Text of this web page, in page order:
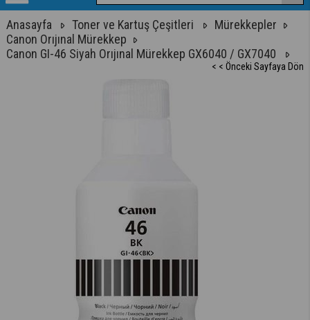
Anasayfa Toner ve Kartuş Çeşitleri
Mürekkepler
Canon Orıjınal Mürekkep
Canon GI-46 Siyah Orıjınal Mürekkep GX6040 / GX7040
< < Önceki Sayfaya Dön